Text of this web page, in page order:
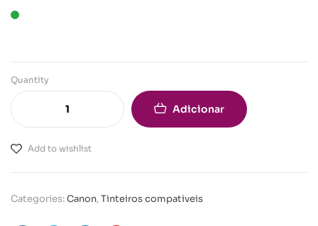
Quantity
Adicionar
Add to wishlist
Categories:Canon,Tinteiros compativeis